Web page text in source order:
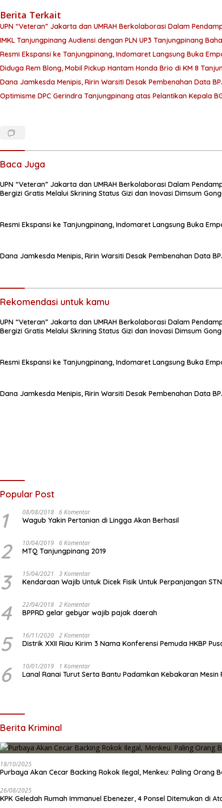
Berita Terkait
UPN “Veteran” Jakarta dan UMRAH Berkolaborasi Dalam
IMKL Tanjungpinang Audiensi dengan PLN UP3 Tanjungpinang
Resmi Ekspansi ke Tanjungpinang, Indomaret Langsung Buka
Diduga Rem Blong, Mobil Pickup Hantam Honda Brio di KM 8
Dana Jamkesda Menipis, Ririn Warsiti Desak Pembenahan Data
Optimisme DPC Gerindra Tanjungpinang atas Pelantikan Kepala
Baca Juga
UPN “Veteran” Jakarta dan UMRAH Berkolaborasi Dalam
Bergizi Gratis Melalui Skrining Status Gizi dan Inovasi Dimsum
Resmi Ekspansi ke Tanjungpinang, Indomaret Langsung Buka
Dana Jamkesda Menipis, Ririn Warsiti Desak Pembenahan Data
Rekomendasi untuk kamu
UPN “Veteran” Jakarta dan UMRAH Berkolaborasi Dalam
Bergizi Gratis Melalui Skrining Status Gizi dan Inovasi Dimsum
Resmi Ekspansi ke Tanjungpinang, Indomaret Langsung Buka
Dana Jamkesda Menipis, Ririn Warsiti Desak Pembenahan Data
Popular Post
1 08/08/2018 6 Komentar
Wagub Yakin Pertanian di Lingga Akan Berhasil
2 10/04/2019 6 Komentar
MTQ Tanjungpinang 2019
3 15/04/2021 3 Komentar
Kendaraan Wajib Untuk Dicek Fisik Untuk Perpanjangan
4 22/04/2018 2 Komentar
BPPRD gelar gebyar wajib pajak daerah
5 16/11/2020 2 Komentar
Distrik XXII Riau Kirim 3 Nama Konferensi Pemuda HKBP
6 10/01/2019 1 Komentar
Lanal Ranai Turut Serta Bantu Padamkan Kebakaran Mesin
Berita Kriminal
18/10/2025
Purbaya Akan Cecar Backing Rokok Ilegal, Menkeu: Paling Orang
26/08/2025
KPK Geledah Rumah Immanuel Ebenezer, 4 Ponsel Ditemukan di